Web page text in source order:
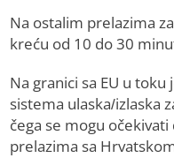
Na ostalim prelazima
kreću od 10 do 30
Na granici sa EU u
sistema ulaska/izlaska
čega se mogu
prelazima sa